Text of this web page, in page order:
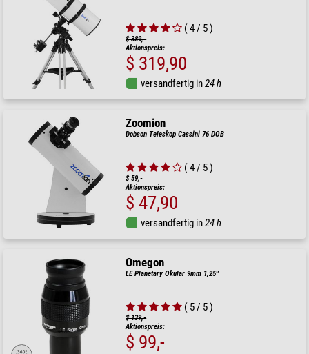
( 4 / 5 )
$ 389,-
Aktionspreis:
$ 319,90
versandfertig in24 h
Zoomion
Dobson Teleskop Cassini 76 DOB
( 4 / 5 )
$ 59,-
Aktionspreis:
$ 47,90
versandfertig in24 h
Omegon
LE Planetary Okular 9mm 1,25''
( 5 / 5 )
$ 139,-
Aktionspreis:
$ 99,-